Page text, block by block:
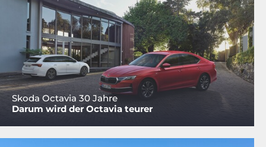
Skoda Octavia 30 Jahre
Darum wird der Octavia teurer